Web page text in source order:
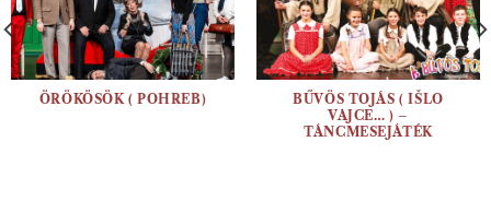
ÖRÖKÖSÖK ( POHREB)
BŰVÖS TOJÁS ( IŠLO
VAJCE… ) –
TÁNCMESEJÁTÉK